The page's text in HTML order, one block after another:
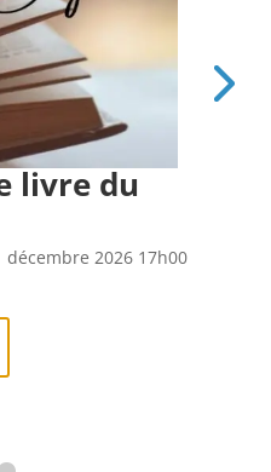
livre du
décembre 202617h00